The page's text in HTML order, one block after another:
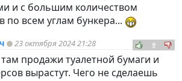
и с большим количеством
по всем углам бункера...
23 октября 2024 21:28 0
продажи туалетной бумаги и
вырастут. Чего не сделаешь